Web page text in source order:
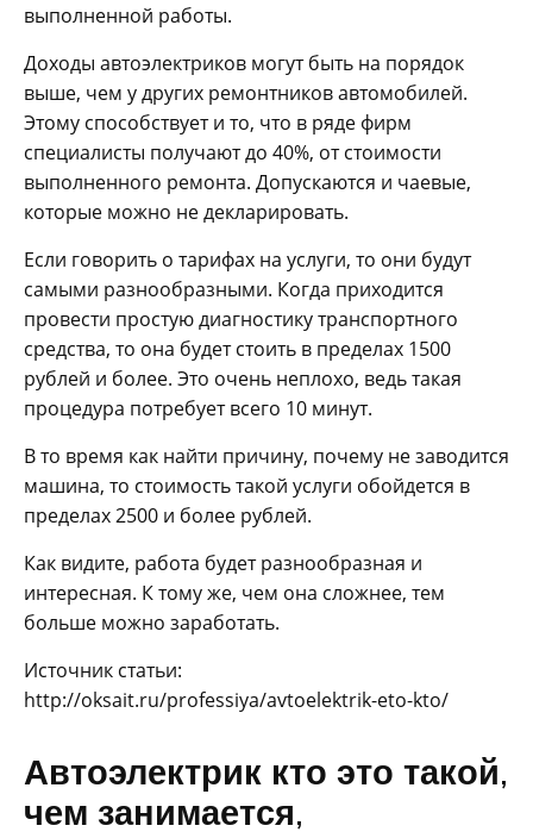
выполненной работы.
Доходы автоэлектриков могут быть на порядок
выше, чем у других ремонтников автомобилей.
Этому способствует и то, что в ряде фирм
специалисты получают до 40%, от стоимости
выполненного ремонта. Допускаются и чаевые,
которые можно не декларировать.
Если говорить о тарифах на услуги, то они будут
самыми разнообразными. Когда приходится
провести простую диагностику транспортного
средства, то она будет стоить в пределах 1500
рублей и более. Это очень неплохо, ведь такая
процедура потребует всего 10 минут.
В то время как найти причину, почему не заводится
машина, то стоимость такой услуги обойдется в
пределах 2500 и более рублей.
Как видите, работа будет разнообразная и
интересная. К тому же, чем она сложнее, тем
больше можно заработать.
Источник статьи:
http://oksait.ru/professiya/avtoelektrik-eto-kto/
Автоэлектрик кто это такой,
чем занимается,